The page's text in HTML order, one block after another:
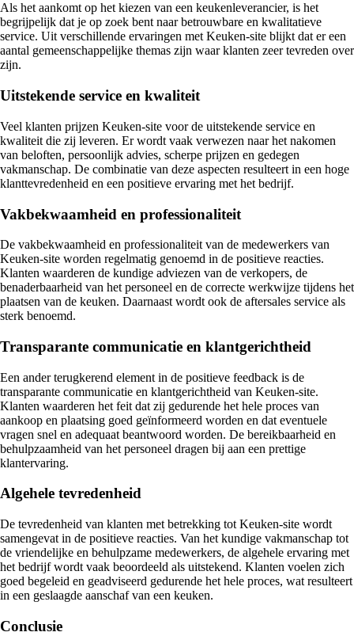
Als het aankomt op het kiezen van een keukenleverancier, is het
begrijpelijk dat je op zoek bent naar betrouwbare en kwalitatieve
service. Uit verschillende ervaringen met Keuken-site blijkt dat er een
aantal gemeenschappelijke themas zijn waar klanten zeer tevreden over
zijn.
Uitstekende service en kwaliteit
Veel klanten prijzen Keuken-site voor de uitstekende service en
kwaliteit die zij leveren. Er wordt vaak verwezen naar het nakomen
van beloften, persoonlijk advies, scherpe prijzen en gedegen
vakmanschap. De combinatie van deze aspecten resulteert in een hoge
klanttevredenheid en een positieve ervaring met het bedrijf.
Vakbekwaamheid en professionaliteit
De vakbekwaamheid en professionaliteit van de medewerkers van
Keuken-site worden regelmatig genoemd in de positieve reacties.
Klanten waarderen de kundige adviezen van de verkopers, de
benaderbaarheid van het personeel en de correcte werkwijze tijdens het
plaatsen van de keuken. Daarnaast wordt ook de aftersales service als
sterk benoemd.
Transparante communicatie en klantgerichtheid
Een ander terugkerend element in de positieve feedback is de
transparante communicatie en klantgerichtheid van Keuken-site.
Klanten waarderen het feit dat zij gedurende het hele proces van
aankoop en plaatsing goed geïnformeerd worden en dat eventuele
vragen snel en adequaat beantwoord worden. De bereikbaarheid en
behulpzaamheid van het personeel dragen bij aan een prettige
klantervaring.
Algehele tevredenheid
De tevredenheid van klanten met betrekking tot Keuken-site wordt
samengevat in de positieve reacties. Van het kundige vakmanschap tot
de vriendelijke en behulpzame medewerkers, de algehele ervaring met
het bedrijf wordt vaak beoordeeld als uitstekend. Klanten voelen zich
goed begeleid en geadviseerd gedurende het hele proces, wat resulteert
in een geslaagde aanschaf van een keuken.
Conclusie